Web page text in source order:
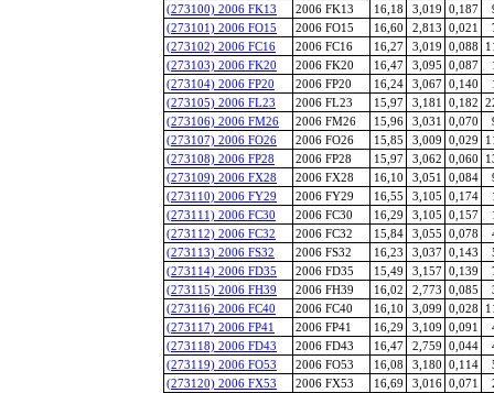
(273100) 2006 FK13
2006 FK13 16,18 3,019 0,187
(273101) 2006 FO15
2006 FO15 16,60 2,813 0,021
(273102) 2006 FC16
2006 FC16 16,27 3,019 0,088
(273103) 2006 FK20
2006 FK20 16,47 3,095 0,087
(273104) 2006 FP20
2006 FP20 16,24 3,067 0,140
(273105) 2006 FL23
2006 FL23 15,97 3,181 0,182
(273106) 2006 FM26
2006 FM26 15,96 3,031 0,070
(273107) 2006 FO26
2006 FO26 15,85 3,009 0,029
(273108) 2006 FP28
2006 FP28 15,97 3,062 0,060
(273109) 2006 FX28
2006 FX28 16,10 3,051 0,084
(273110) 2006 FY29
2006 FY29 16,55 3,105 0,174
(273111) 2006 FC30
2006 FC30 16,29 3,105 0,157
(273112) 2006 FC32
2006 FC32 15,84 3,055 0,078
(273113) 2006 FS32
2006 FS32 16,23 3,037 0,143
(273114) 2006 FD35
2006 FD35 15,49 3,157 0,139
(273115) 2006 FH39
2006 FH39 16,02 2,773 0,085
(273116) 2006 FC40
2006 FC40 16,10 3,099 0,028
(273117) 2006 FP41
2006 FP41 16,29 3,109 0,091
(273118) 2006 FD43
2006 FD43 16,47 2,759 0,044
(273119) 2006 FO53
2006 FO53 16,08 3,180 0,114
(273120) 2006 FX53
2006 FX53 16,69 3,016 0,071